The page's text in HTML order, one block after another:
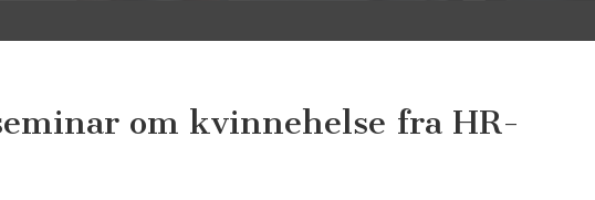
om kvinnehelse fra HR-